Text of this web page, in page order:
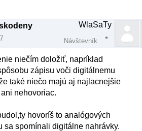
WlaSaTy
Návštevník
niečím doložiť, napríklad
zápisu voči digitálnemu
také niečo majú aj najlacnejšie
nehovoriac.
hovoríš to analógových
sa spomínali digitálne nahrávky.